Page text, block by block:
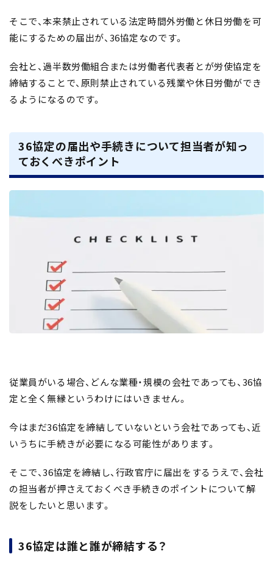
そこで、本来禁止されている法定時間外労働と休日労働を可
能にするための届出が、36協定なのです。
会社と、過半数労働組合または労働者代表者とが労使協定を
締結することで、原則禁止されている残業や休日労働ができ
るようになるのです。
36協定の届出や手続きについて担当者が知っ
ておくべきポイント
従業員がいる場合、どんな業種・規模の会社であっても、36協
定と全く無縁というわけにはいきません。
今はまだ36協定を締結していないという会社であっても、近
いうちに手続きが必要になる可能性があります。
そこで、36協定を締結し、行政官庁に届出をするうえで、会社
の担当者が押さえておくべき手続きのポイントについて解
説をしたいと思います。
36協定は誰と誰が締結する？